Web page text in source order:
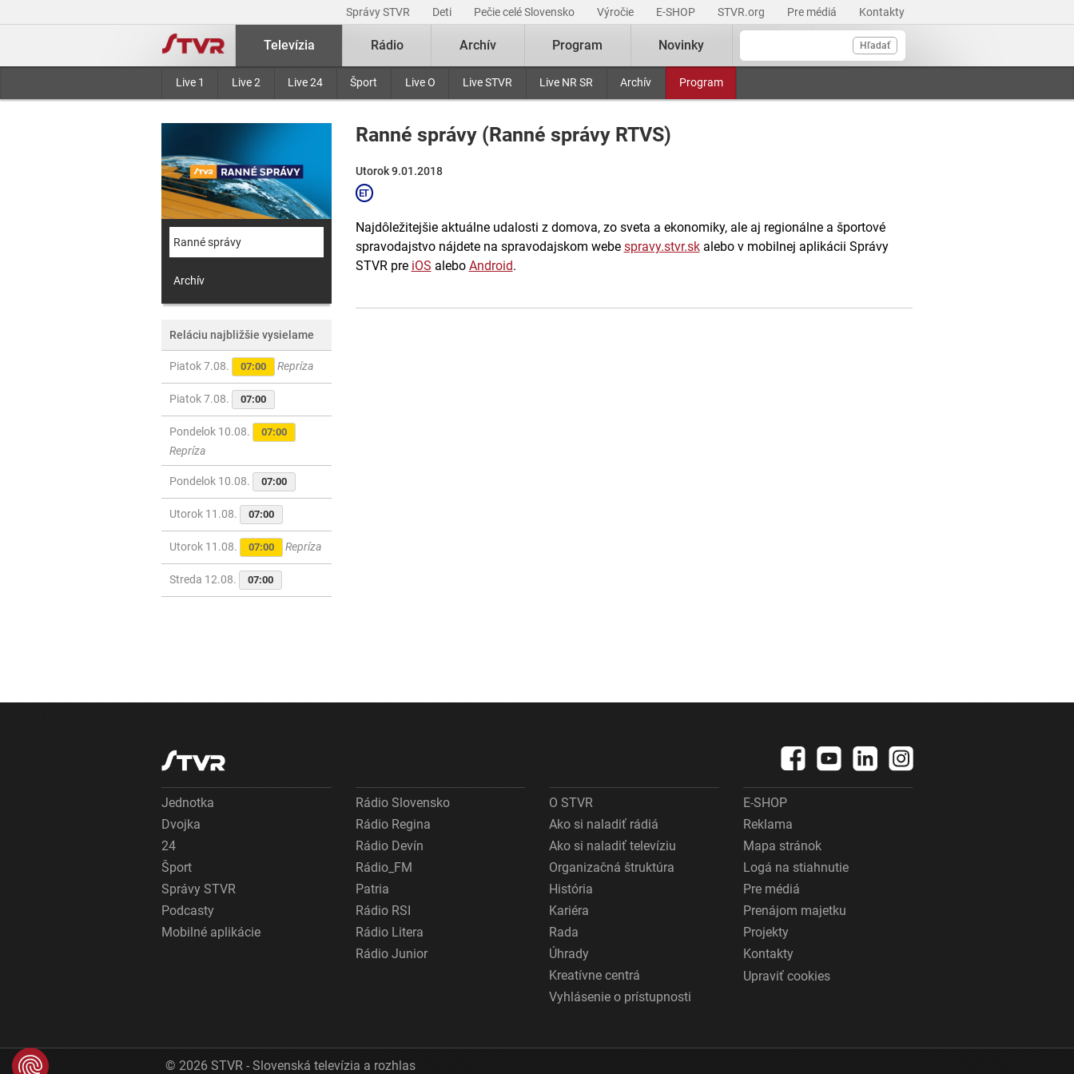
Správy STVR Deti Pečie celé Slovensko Výročie E-SHOP STVR.org Pre médiá Kontakty
Hľadať
Televízia
Live 1 Live 2 Live 24 Šport Live O Live STVR Live NR SR Archív Program
Rádio Archív Program Novinky
Ranné správy
Archív
Reláciu najbližšie vysielame
Piatok 7.08. 07:00 Repríza
Piatok 7.08. 07:00
Pondelok 10.08. 07:00
Repríza
Pondelok 10.08. 07:00
Utorok 11.08. 07:00
Utorok 11.08. 07:00 Repríza
Streda 12.08. 07:00
Ranné správy (Ranné správy RTVS)
Utorok 9.01.2018
Najdôležitejšie aktuálne udalosti z domova, zo sveta a ekonomiky, ale aj regionálne a športové
spravodajstvo nájdete na spravodajskom webe spravy.stvr.skalebo v mobilnej aplikácii Správy
STVR pre iOS alebo Android.
Jednotka
Dvojka
24
Šport
Správy STVR
Podcasty
Mobilné aplikácie
Rádio Slovensko
Rádio Regina
Rádio Devín
Rádio_FM
Patria
Rádio RSI
Rádio Litera
Rádio Junior
O STVR
Ako si naladiť rádiá
Ako si naladiť televíziu
Organizačná štruktúra
História
Kariéra
Rada
Úhrady
Kreatívne centrá
Vyhlásenie o prístupnosti
E-SHOP
Reklama
Mapa stránok
Logá na stiahnutie
Pre médiá
Prenájom majetku
Projekty
Kontakty
Upraviť cookies
© 2026 STVR - Slovenská televízia a rozhlas